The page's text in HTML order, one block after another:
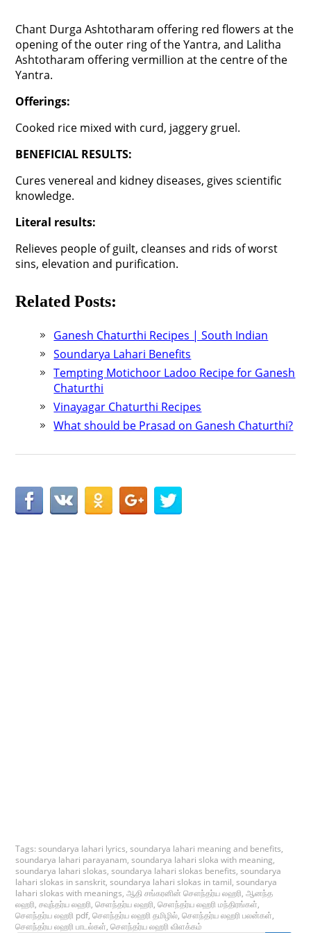
Chant Durga Ashtotharam offering red flowers at the
opening of the outer ring of the Yantra, and Lalitha
Ashtotharam offering vermillion at the centre of the
Yantra.
Offerings:
Cooked rice mixed with curd, jaggery gruel.
BENEFICIAL RESULTS:
Cures venereal and kidney diseases, gives scientific
knowledge.
Literal results:
Relieves people of guilt, cleanses and rids of worst
sins, elevation and purification.
Related Posts:
Ganesh Chaturthi Recipes | South Indian
Soundarya Lahari Benefits
Tempting Motichoor Ladoo Recipe for Ganesh
Chaturthi
Vinayagar Chaturthi Recipes
What should be Prasad on Ganesh Chaturthi?
Tags:soundarya lahari lyrics,soundarya lahari meaning and benefits,
soundarya lahari parayanam,soundarya lahari sloka with meaning,
soundarya lahari slokas,soundarya lahari slokas benefits,soundarya
lahari slokas in sanskrit,soundarya lahari slokas in tamil,soundarya
lahari slokas with meanings,ஆதி சங்கரனின் சௌந்தர்ய லஹரி,ஆனந்த
லஹரி,சவுந்தர்ய லஹரி,செளந்தர்ய லஹரி,செளந்தர்ய லஹரி மந்திரங்கள்,
சௌந்தர்ய லஹரி pdf,சௌந்தர்ய லஹரி தமிழில்,சௌந்தர்ய லஹரி பலன்கள்,
சௌந்தர்ய லஹரி பாடல்கள்,சௌந்தர்ய லஹரி விளக்கம்